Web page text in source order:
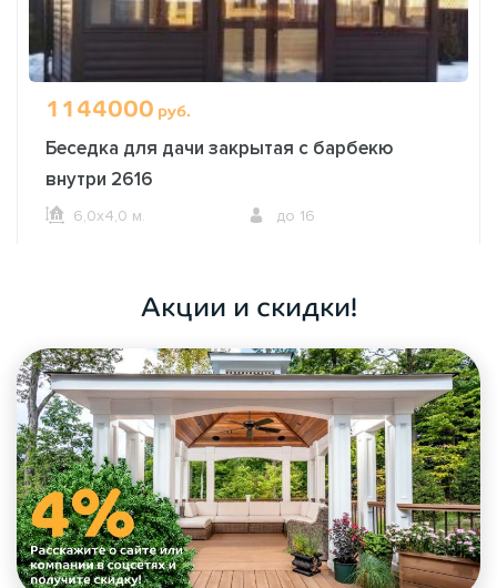
1144000 руб.
Беседка для дачи закрытая с барбекю
внутри 2616
6,0х4,0 м. до 16
Акции и скидки!